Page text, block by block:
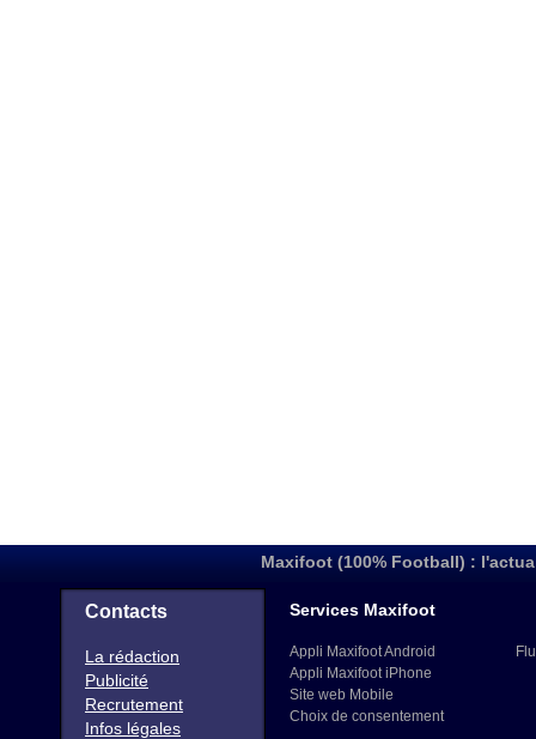
Maxifoot (100% Football) :
Contacts
La rédaction
Publicité
Recrutement
Infos légales
Services Maxifoot
Appli Maxifoot Android
Appli Maxifoot iPhone
Site web Mobile
Choix de consentement